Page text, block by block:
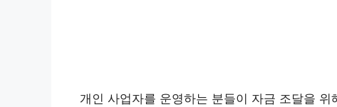
개인 사업자를 운영하는 분들이 자금 조달을